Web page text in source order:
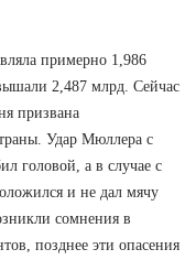
примерно 1,986
2,487 млрд. Сейчас
призвана
Удар Мюллера с
головой, а в случае с
и не дал мячу
сомнения в
позднее эти опасения